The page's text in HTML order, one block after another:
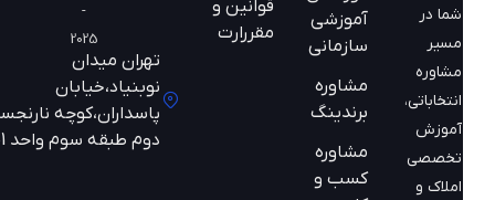
شما در
مسیر
مشاوره
انتخاباتی،
آموزش
تخصصی
املاک و
آموزشی
سازمانی
مشاوره
برندینگ
مشاوره
کسب و
قوانین و
مقررارت
تهران میدان
نوبنیاد،خیابان
پاسداران،کوچه نارنجستان
دوم طبقه سوم واحد 301